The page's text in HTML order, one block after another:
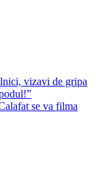
vizavi de gripa
se va filma